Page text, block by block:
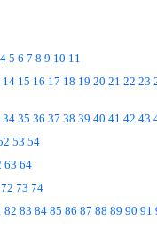
4 5 6 7 8 9 10 11
14 15 16 17 18 19 20 21 22 23
34 35 36 37 38 39 40 41 42 43
53 54
63 64
72 73 74
82 83 84 85 86 87 88 89 90 91